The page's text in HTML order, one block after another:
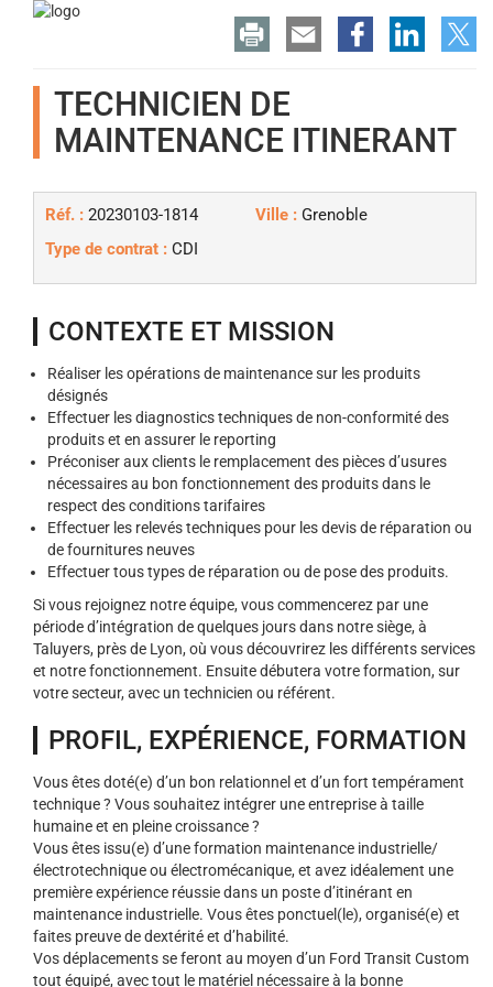
TECHNICIEN DE
MAINTENANCE ITINERANT
Réf. : 20230103-1814 Ville : Grenoble
Type de contrat : CDI
CONTEXTE ET MISSION
Réaliser les opérations de maintenance sur les produits
désignés
Effectuer les diagnostics techniques de non-conformité des
produits et en assurer le reporting
Préconiser aux clients le remplacement des pièces d’usures
nécessaires au bon fonctionnement des produits dans le
respect des conditions tarifaires
Effectuer les relevés techniques pour les devis de réparation ou
de fournitures neuves
Effectuer tous types de réparation ou de pose des produits.
Si vous rejoignez notre équipe, vous commencerez par une
période d’intégration de quelques jours dans notre siège, à
Taluyers, près de Lyon, où vous découvrirez les différents services
et notre fonctionnement. Ensuite débutera votre formation, sur
votre secteur, avec un technicien ou référent.
PROFIL, EXPÉRIENCE, FORMATION
Vous êtes doté(e) d’un bon relationnel et d’un fort tempérament
technique ? Vous souhaitez intégrer une entreprise à taille
humaine et en pleine croissance ?
Vous êtes issu(e) d’une formation maintenance industrielle/
électrotechnique ou électromécanique, et avez idéalement une
première expérience réussie dans un poste d’itinérant en
maintenance industrielle. Vous êtes ponctuel(le), organisé(e) et
faites preuve de dextérité et d’habilité.
Vos déplacements se feront au moyen d’un Ford Transit Custom
tout équipé, avec tout le matériel nécessaire à la bonne